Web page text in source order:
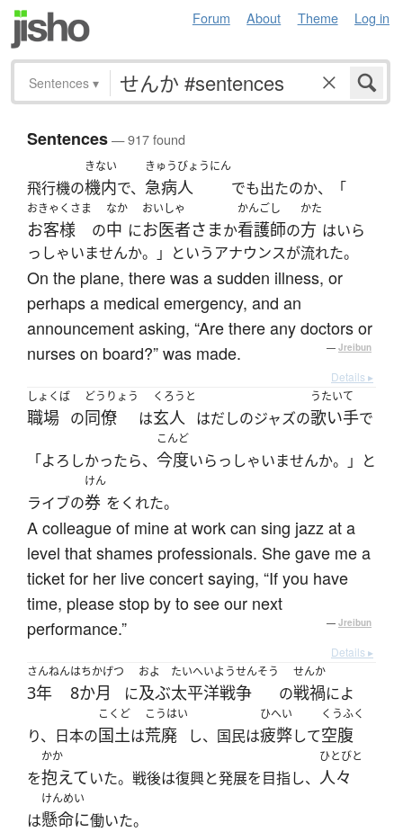
Forum About Theme Log in
Sentences ▾
Sentences— 917 found
飛行機の
きない
機内で、
きゅうびょうにん
急病人 でも出たのか、「
おきゃくさま
お客様 の
なか
中 に
おいしゃ
お医者さまか
かんごし
看護師の
かた
方 はいら
っしゃいませんか。」というアナウンスが流れた。
On the plane, there was a sudden illness, or
perhaps a medical emergency, and an
announcement asking, “Are there any doctors or
nurses on board?” was made.
— Jreibun
Details ▸
しょくば
職場 の
どうりょう
同僚 は
くろうと
玄人 はだしのジャズの
うたいて
歌い手で
「よろしかったら、
こんど
今度いらっしゃいませんか。」と
ライブの
けん
券 をくれた。
A colleague of mine at work can sing jazz at a
level that shames professionals. She gave me a
ticket for her live concert saying, “If you have
time, please stop by to see our next
performance.”
— Jreibun
Details ▸
さんねん
3年
はちかげつ
8か月 に
およ
及ぶ
たいへいようせんそう
太平洋戦争 の
せんか
戦禍によ
り、日本の
こくど
国土は
こうはい
荒廃 し、国民は
ひへい
疲弊して
くうふく
空腹
を
かか
抱えていた。戦後は復興と発展を目指し、
ひとびと
人々
は
けんめい
懸命に働いた。